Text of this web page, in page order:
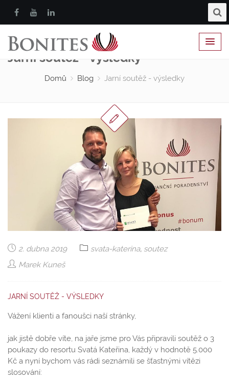
Jarní soutěž - výsledky
Domů Blog Jarní soutěž - výsledky
2. dubna 2019 svata-katerina, soutez
Marek Kuneš
JARNÍ SOUTĚŽ - VÝSLEDKY
Vážení klienti a fanoušci naší stránky,
jak jistě dobře víte, na jaře jsme pro Vás připravili soutěž o 3
poukazy do resortu Svatá Kateřina, každý v hodnotě 5.000
Kč a nyní bychom vás rádi seznámili se šťastnými vítězi
slosování: